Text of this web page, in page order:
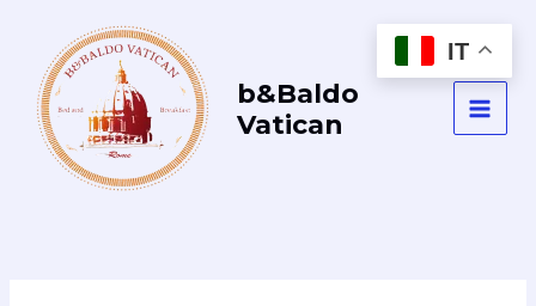
contenuto
b&Baldo
Vatican
IT